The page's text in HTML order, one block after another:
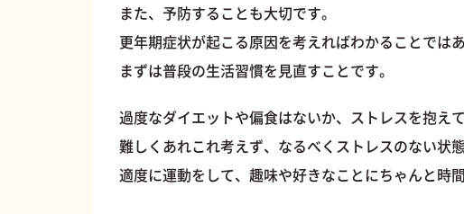
また、予防することも大切です。
更年期症状が起こる原因を考えればわかることではあ
まずは普段の生活習慣を見直すことです。
過度なダイエットや偏食はないか、ストレスを抱え
難しくあれこれ考えず、なるべくストレスのない状
適度に運動をして、趣味や好きなことにちゃんと時